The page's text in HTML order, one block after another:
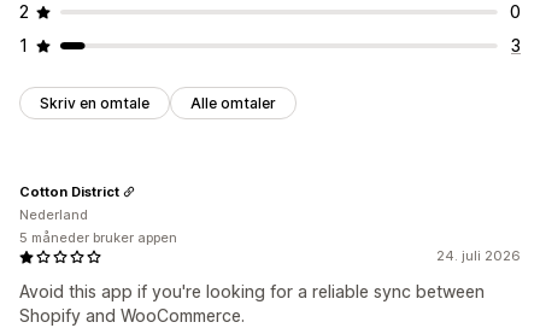
2
0
1
3
Skriv en omtale Alle omtaler
24. juli 2026
Avoid this app if you're looking for a reliable sync between
Shopify and WooCommerce.
Cotton District
Nederland
5 måneder bruker appen